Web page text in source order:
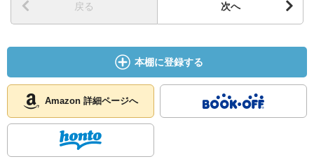
戻る 次へ
本棚に登録する
Amazon 詳細ページへ